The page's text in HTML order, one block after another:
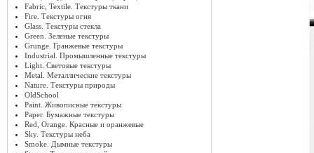
Fabric, Textile. Текстуры ткани
Fire. Текстуры огня
Glass. Текстуры стекла
Green. Зеленые текстуры
Grunge. Гранжевые текстуры
Industrial. Промышленные текстуры
Light. Световые текстуры
Metal. Металлические текстуры
Nature. Текстуры природы
OldSchool
Paint. Живописные текстуры
Paper. Бумажные текстуры
Red, Orange. Красные и оранжевые
Sky. Текстуры неба
Smoke. Дымные текстуры